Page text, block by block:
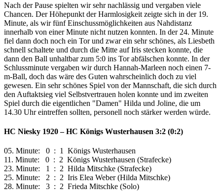
Nach der Pause spielten wir sehr nachlässig und vergaben viele
Chancen. Der Höhepunkt der Harmlosigkeit zeigte sich in der 19.
Minute, als wir fünf Einschussmöglichkeiten aus Nahdistanz
innerhalb von einer Minute nicht nutzen konnten. In der 24. Minute
fiel dann doch noch ein Tor und zwar ein sehr schönes, als Liesbeth
schnell schaltete und durch die Mitte auf Iris stecken konnte, die
dann den Ball unhaltbar zum 5:0 ins Tor abfälschen konnte. In der
Schlussminute vergaben wir durch Hannah-Marleen noch einen 7-
m-Ball, doch das wäre des Guten wahrscheinlich doch zu viel
gewesen. Ein sehr schönes Spiel von der Mannschaft, die sich durch
den Auftaktsieg viel Selbstvertrauen holen konnte und im zweiten
Spiel durch die eigentlichen "Damen" Hilda und Joline, die um
14.30 Uhr eintreffen sollten, personell noch stärker werden würde.
HC Niesky 1920 – HC Königs Wusterhausen 3:2 (0:2)
05. Minute: 0 : 1 Königs Wusterhausen
11. Minute: 0 : 2 Königs Wusterhausen (Strafecke)
23. Minute: 1 : 2 Hilda Mitschke (Strafecke)
25. Minute: 2 : 2 Iris Elea Weber (Hilda Mitschke)
28. Minute: 3 : 2 Frieda Mitschke (Solo)